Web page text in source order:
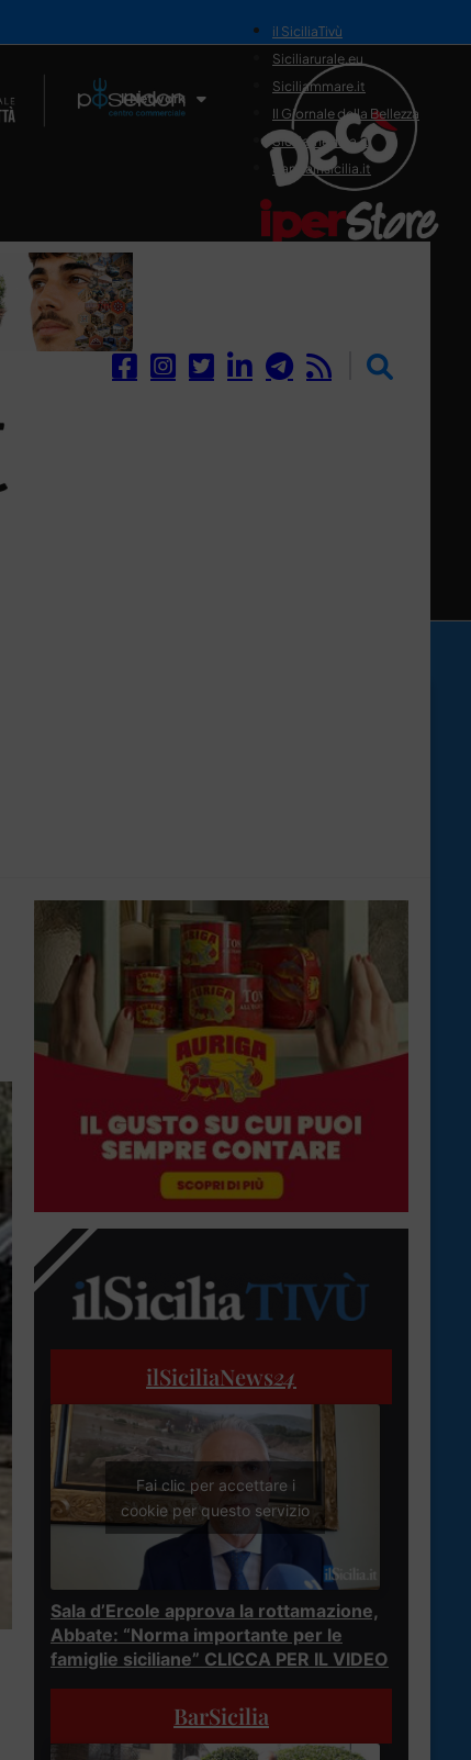
Il Network
il SiciliaTivù
Siciliarurale.eu
Siciliammare.it
Il Giornale della Bellezza
Siciliamedica.it
Sanitainsicilia.it
ilSiciliaNews24
Fai clic per accettare i
cookie per questo servizio
Sala d’Ercole approva la rottamazione,
Abbate: “Norma importante per le
famiglie siciliane” CLICCA PER IL VIDEO
BarSicilia